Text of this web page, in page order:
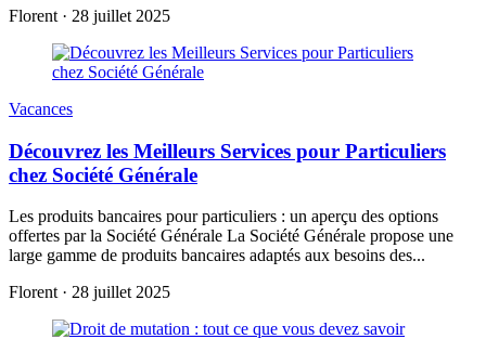
Florent · 28 juillet 2025
Vacances
Découvrez les Meilleurs Services pour Particuliers
chez Société Générale
Les produits bancaires pour particuliers : un aperçu des options
offertes par la Société Générale La Société Générale propose une
large gamme de produits bancaires adaptés aux besoins des...
Florent · 28 juillet 2025